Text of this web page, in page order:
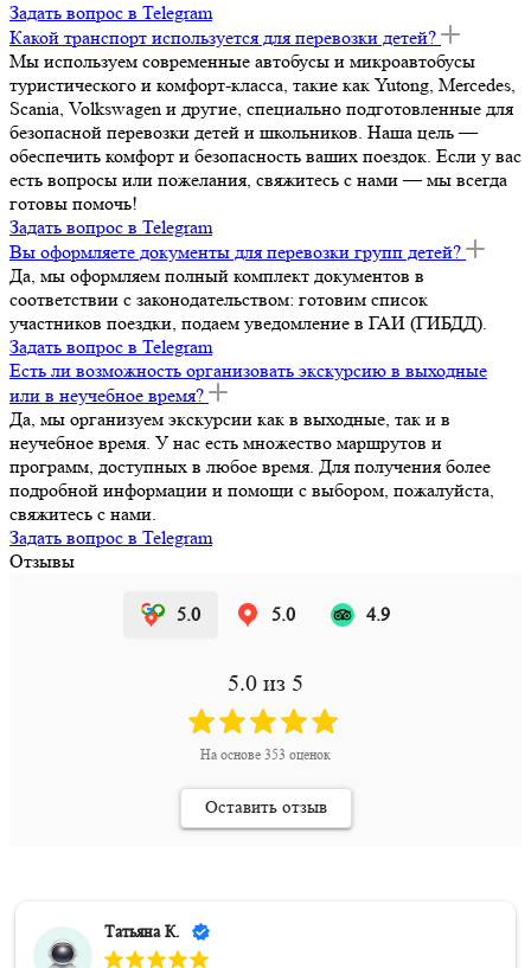
Задать вопрос в Telegram
Какой транспорт используется для перевозки детей?
Мы используем современные автобусы и микроавтобусы
туристического и комфорт-класса, такие как Yutong, Mercedes,
Scania, Volkswagen и другие, специально подготовленные для
безопасной перевозки детей и школьников. Наша цель —
обеспечить комфорт и безопасность ваших поездок. Если у вас
есть вопросы или пожелания, свяжитесь с нами — мы всегда
готовы помочь!
Задать вопрос в Telegram
Вы оформляете документы для перевозки групп детей?
Да, мы оформляем полный комплект документов в
соответствии с законодательством: готовим список
участников поездки, подаем уведомление в ГАИ (ГИБДД).
Задать вопрос в Telegram
Есть ли возможность организовать экскурсию в выходные
или в неучебное время?
Да, мы организуем экскурсии как в выходные, так и в
неучебное время. У нас есть множество маршрутов и
программ, доступных в любое время. Для получения более
подробной информации и помощи с выбором, пожалуйста,
свяжитесь с нами.
Задать вопрос в Telegram
Отзывы
5.0 5.0 4.9
5.0 из 5
На основе 353 оценок
Оставить отзыв
Татьяна К.